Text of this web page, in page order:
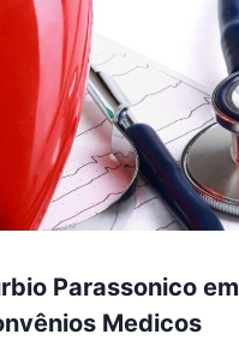
Parassonico em
Medicos